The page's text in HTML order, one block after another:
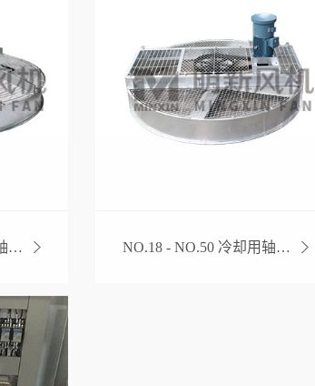
NO.18 - NO.26 冷却用轴流风机 NO.18 - NO.50 冷却用轴流风机